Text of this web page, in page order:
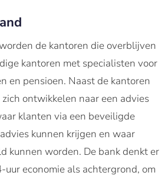
de kantoren die overblijven
kantoren met specialisten voor
en pensioen. Naast de kantoren
ontwikkelen naar een advies
klanten via een beveiligde
kunnen krijgen en waar
kunnen worden. De bank denkt er
uur economie als achtergrond, om